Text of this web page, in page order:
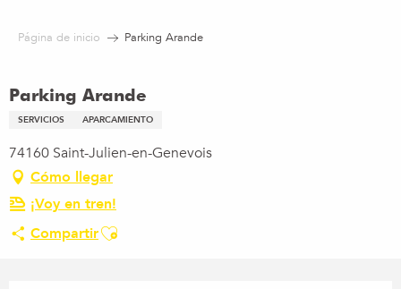
Página de inicio Parking Arande
Parking Arande
SERVICIOS APARCAMIENTO
74160 Saint-Julien-en-Genevois
Cómo llegar
¡Voy en tren!
CompartirAjouter aux favoris